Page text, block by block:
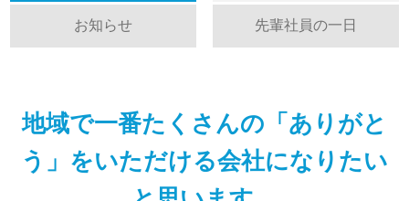
お知らせ 先輩社員の一日
地域で一番たくさんの「ありがと
う」をいただける会社になりたい